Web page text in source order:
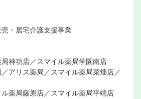
・居宅介護支援事業
局神功店／スマイル薬局学園南店
／アリス薬局／スマイル薬局菜畑店／
ル薬局藤原店／スマイル薬局平端店